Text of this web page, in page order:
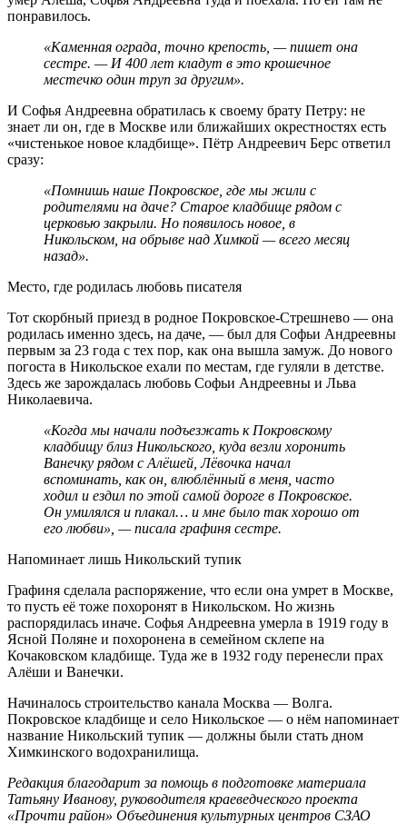
понравилось.
«Каменная ограда, точно крепость, — пишет она
сестре. — И 400 лет кладут в это крошечное
местечко один труп за другим».
И Софья Андреевна обратилась к своему брату Петру: не
знает ли он, где в Москве или ближайших окрестностях есть
«чистенькое новое кладбище». Пётр Андреевич Берс ответил
сразу:
«Помнишь наше Покровское, где мы жили с
родителями на даче? Старое кладбище рядом с
церковью закрыли. Но появилось новое, в
Никольском, на обрыве над Химкой — всего месяц
назад».
Место, где родилась любовь писателя
Тот скорбный приезд в родное Покровское-Стрешнево — она
родилась именно здесь, на даче, — был для Софьи Андреевны
первым за 23 года с тех пор, как она вышла замуж. До нового
погоста в Никольское ехали по местам, где гуляли в детстве.
Здесь же зарождалась любовь Софьи Андреевны и Льва
Николаевича.
«Когда мы начали подъезжать к Покровскому
кладбищу близ Никольского, куда везли хоронить
Ванечку рядом с Алёшей, Лёвочка начал
вспоминать, как он, влюблённый в меня, часто
ходил и ездил по этой самой дороге в Покровское.
Он умилялся и плакал… и мне было так хорошо от
его любви», — писала графиня сестре.
Напоминает лишь Никольский тупик
Графиня сделала распоряжение, что если она умрет в Москве,
то пусть её тоже похоронят в Никольском. Но жизнь
распорядилась иначе. Софья Андреевна умерла в 1919 году в
Ясной Поляне и похоронена в семейном склепе на
Кочаковском кладбище. Туда же в 1932 году перенесли прах
Алёши и Ванечки.
Начиналось строительство канала Москва — Волга.
Покровское кладбище и село Никольское — о нём напоминает
название Никольский тупик — должны были стать дном
Химкинского водохранилища.
Редакция благодарит за помощь в подготовке материала
Татьяну Иванову, руководителя краеведческого проекта
«Прочти район» Объединения культурных центров СЗАО